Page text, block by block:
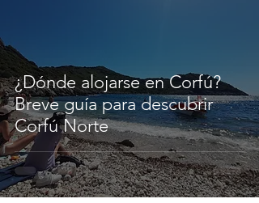
¿Dónde alojarse en Corfú?
Breve guía para descubrir
Corfú Norte